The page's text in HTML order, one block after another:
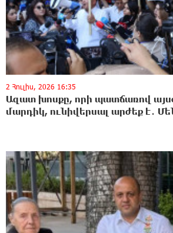
2 Հուլիս, 2026 16:35
Ազատ խոսքը, որի պատճառով
մարդիկ, ունիվերսալ արժեք է․